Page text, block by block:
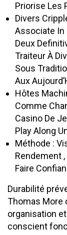
Priorise Les
Divers
Associate In
Deux
Traiteur À
Sous
Aux
Hôtes
Comme
Casino De
Play Along
Méthode :
Rendement
Faire
Durabilité
Thomas More
organisation
conscient